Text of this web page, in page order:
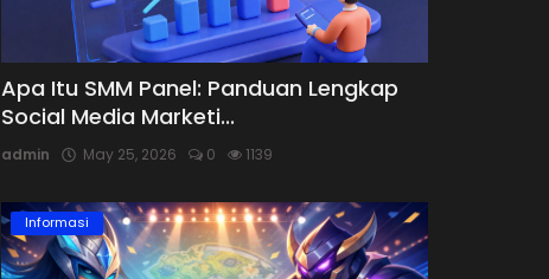
Apa Itu SMM Panel: Panduan Lengkap
Social Media Marketi...
admin May 25, 2026 0 1139
Informasi